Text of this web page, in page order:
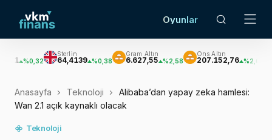
Oyunlar
Sterlin
64,4139 %0,38
Gram Altın
6.627,55 %2,58
Ons Altın
207.152,76 %2,62
Anasayfa Teknoloji
Alibaba’dan yapay zeka hamlesi:
Wan 2.1 açık kaynaklı olacak
Teknoloji